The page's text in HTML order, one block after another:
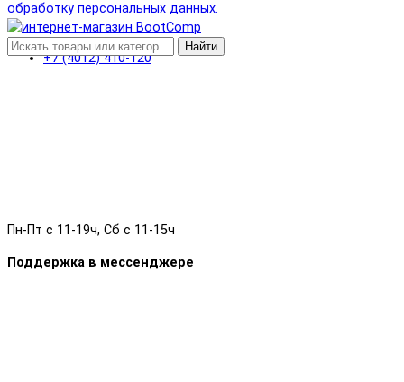
+7 (4012) 410-120
Пн-Пт с 11-19ч, Сб с 11-15ч
Поддержка в мессенджере
обработку персональных данных.
Найти